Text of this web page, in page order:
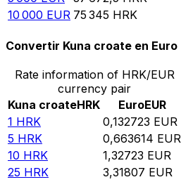
10 000 EUR 75 345 HRK
Convertir Kuna croate en Euro
Rate information of HRK/EUR
currency pair
Kuna croateHRK EuroEUR
1 HRK 0,132723 EUR
5 HRK 0,663614 EUR
10 HRK 1,32723 EUR
25 HRK 3,31807 EUR